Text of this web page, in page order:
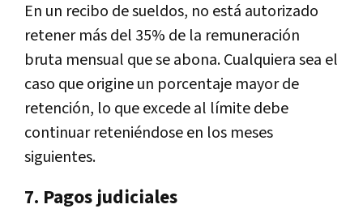
En un recibo de sueldos, no está autorizado
retener más del 35% de la remuneración
bruta mensual que se abona. Cualquiera sea el
caso que origine un porcentaje mayor de
retención, lo que excede al límite debe
continuar reteniéndose en los meses
siguientes.
7. Pagos judiciales